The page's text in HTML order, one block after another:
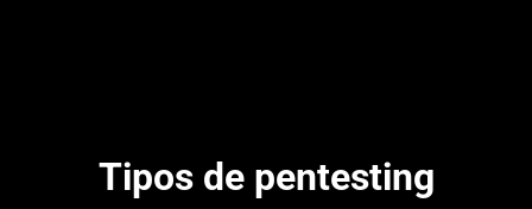
Tipos de pentesting